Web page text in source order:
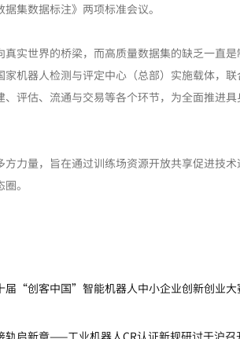
集数据标注》两项标准会议。
真实世界的桥梁，而高质量数据集的缺乏一直
机器人检测与评定中心（总部）实施载体，
、评估、流通与交易等各个环节，为全面推进
方力量，旨在通过训练场资源开放共享促进技
。
届“创客中国”智能机器人中小企业创新创业大
轨启新章——工业机器人CR认证新规研讨于沪召